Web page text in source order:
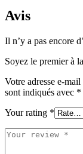
Avis
Il n’y a pas encore
Soyez le premier à
Votre adresse e-
sont indiqués avec *
Your rating *